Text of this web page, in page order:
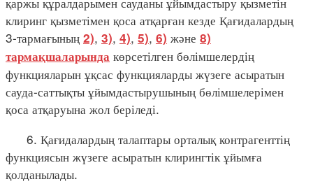
клиринг қызметімен қоса атқарған кезде Қағидалардың
3-тармағының 2), 3), 4), 5), 6) және 8)
тармақшаларында көрсетілген бөлімшелердің
функцияларын ұқсас функцияларды жүзеге асыратын
сауда-саттықты ұйымдастырушының бөлімшелерімен
қоса атқаруына жол беріледі.
6. Қағидалардың талаптары орталық контрагенттің
функциясын жүзеге асыратын клирингтік ұйымға
қолданылады.